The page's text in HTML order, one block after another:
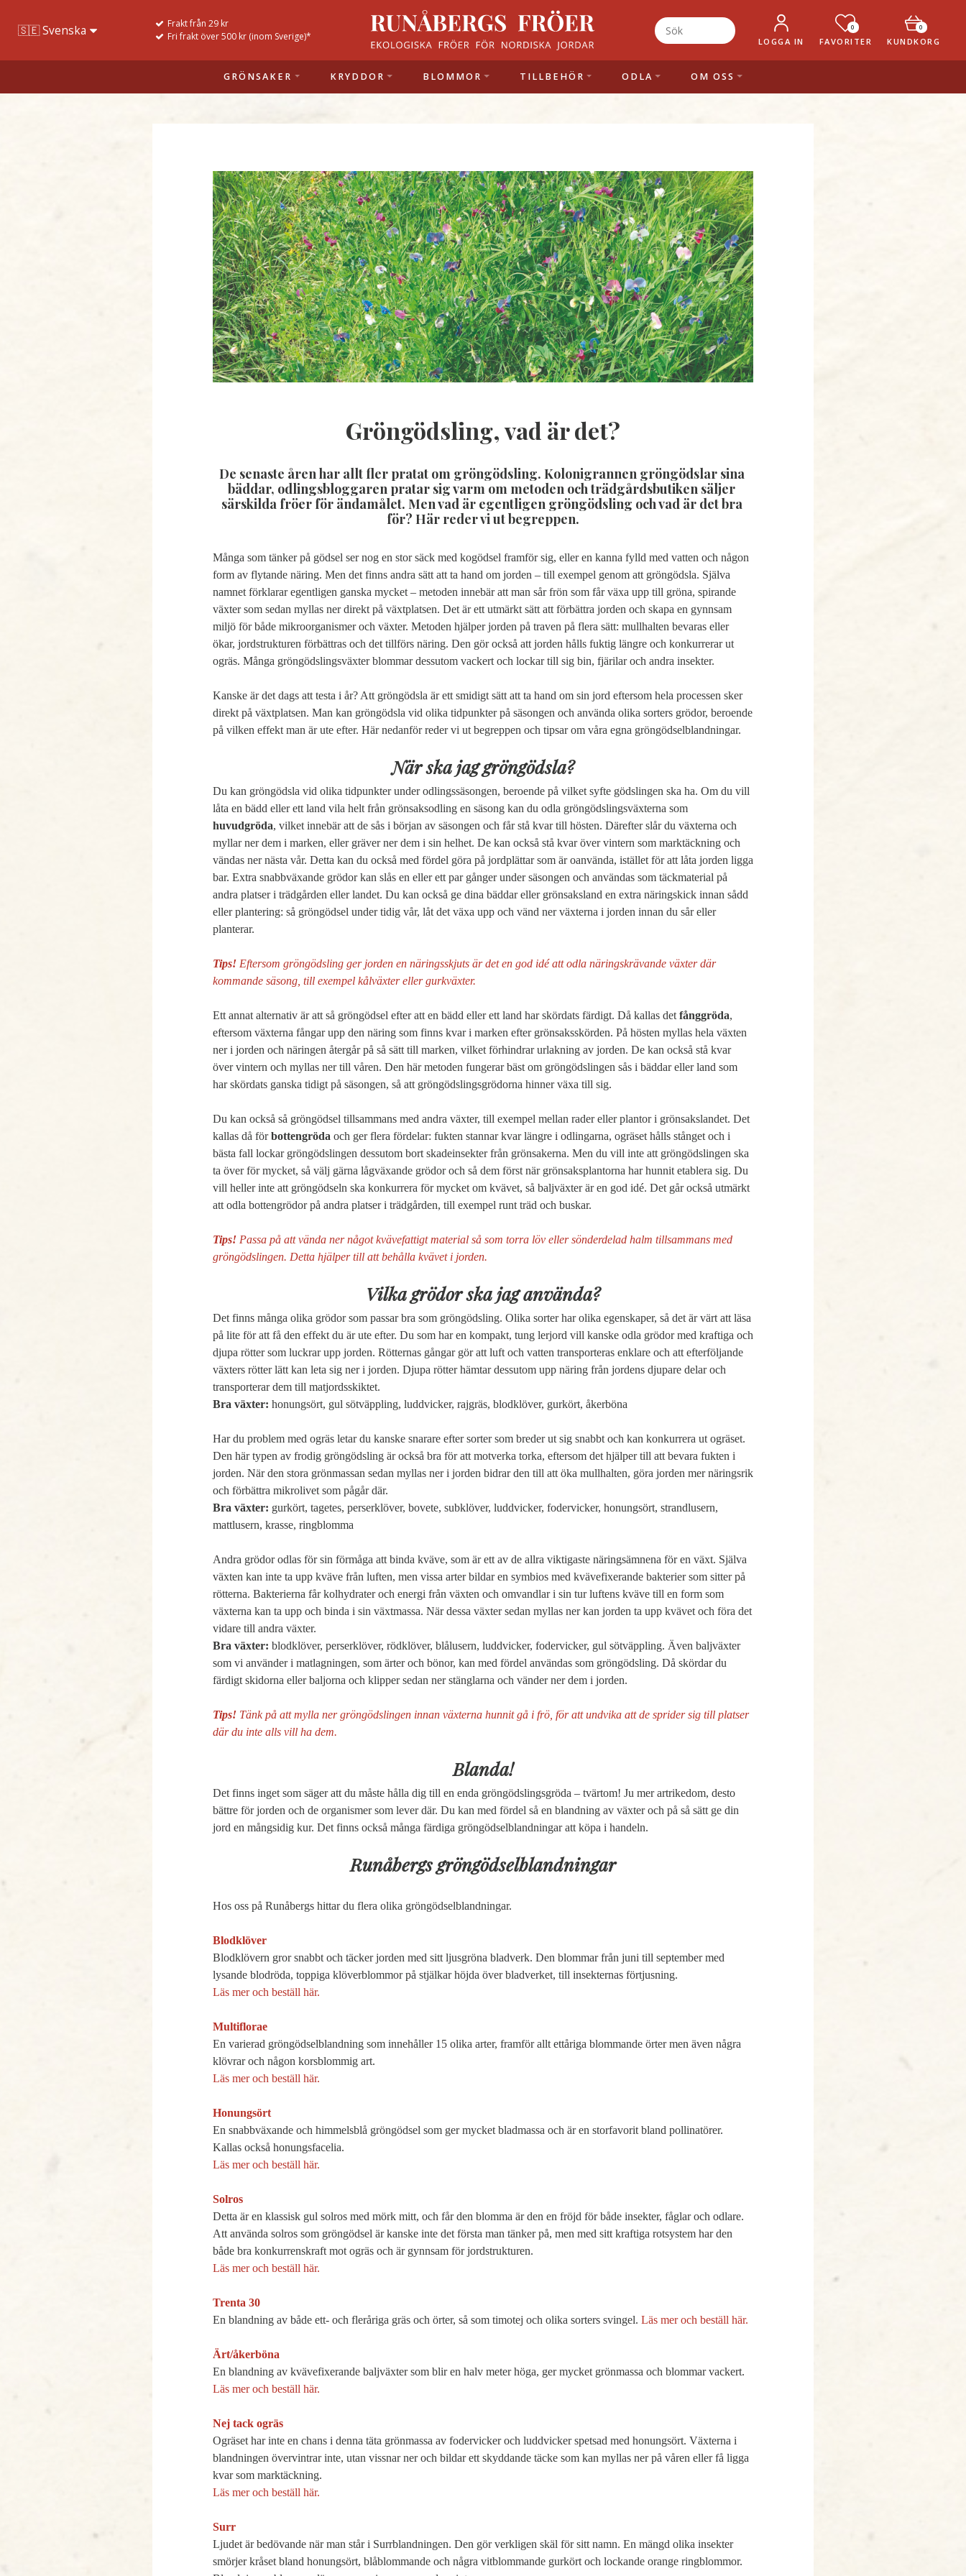
Frakt från 29 kr
Fri frakt över 500 kr (inom Sverige)*
LOGGA IN
0
FAVORITER
0
KUNDKORG
GRÖNSAKER KRYDDOR BLOMMOR TILLBEHÖR ODLA OM OSS
Gröngödsling, vad är det?
De senaste åren har allt fler pratat om gröngödsling. Kolonigrannen gröngödslar sina
bäddar, odlingsbloggaren pratar sig varm om metoden och trädgårdsbutiken säljer
särskilda fröer för ändamålet. Men vad är egentligen gröngödsling och vad är det bra
för? Här reder vi ut begreppen.
Många som tänker på gödsel ser nog en stor säck med kogödsel framför sig, eller en kanna fylld med vatten och någon
form av flytande näring. Men det finns andra sätt att ta hand om jorden – till exempel genom att gröngödsla. Själva
namnet förklarar egentligen ganska mycket – metoden innebär att man sår frön som får växa upp till gröna, spirande
växter som sedan myllas ner direkt på växtplatsen. Det är ett utmärkt sätt att förbättra jorden och skapa en gynnsam
miljö för både mikroorganismer och växter. Metoden hjälper jorden på traven på flera sätt: mullhalten bevaras eller
ökar, jordstrukturen förbättras och det tillförs näring. Den gör också att jorden hålls fuktig längre och konkurrerar ut
ogräs. Många gröngödslingsväxter blommar dessutom vackert och lockar till sig bin, fjärilar och andra insekter.
Kanske är det dags att testa i år? Att gröngödsla är ett smidigt sätt att ta hand om sin jord eftersom hela processen sker
direkt på växtplatsen. Man kan gröngödsla vid olika tidpunkter på säsongen och använda olika sorters grödor, beroende
på vilken effekt man är ute efter. Här nedanför reder vi ut begreppen och tipsar om våra egna gröngödselblandningar.
När ska jag gröngödsla?
Du kan gröngödsla vid olika tidpunkter under odlingssäsongen, beroende på vilket syfte gödslingen ska ha. Om du vill
huvudgröda, vilket innebär att de sås i början av säsongen och får stå kvar till hösten. Därefter slår du växterna och
myllar ner dem i marken, eller gräver ner dem i sin helhet. De kan också stå kvar över vintern som marktäckning och
vändas ner nästa vår. Detta kan du också med fördel göra på jordplättar som är oanvända, istället för att låta jorden ligga
bar. Extra snabbväxande grödor kan slås en eller ett par gånger under säsongen och användas som täckmaterial på
andra platser i trädgården eller landet. Du kan också ge dina bäddar eller grönsaksland en extra näringskick innan sådd
eller plantering: så gröngödsel under tidig vår, låt det växa upp och vänd ner växterna i jorden innan du sår eller
planterar.
Tips! Eftersom gröngödsling ger jorden en näringsskjuts är det en god idé att odla näringskrävande växter där
kommande säsong, till exempel kålväxter eller gurkväxter.
Ett annat alternativ är att så gröngödsel efter att en bädd eller ett land har skördats färdigt. Då kallas det fånggröda,
eftersom växterna fångar upp den näring som finns kvar i marken efter grönsaksskörden. På hösten myllas hela växten
ner i jorden och näringen återgår på så sätt till marken, vilket förhindrar urlakning av jorden. De kan också stå kvar
över vintern och myllas ner till våren. Den här metoden fungerar bäst om gröngödslingen sås i bäddar eller land som
har skördats ganska tidigt på säsongen, så att gröngödslingsgrödorna hinner växa till sig.
Du kan också så gröngödsel tillsammans med andra växter, till exempel mellan rader eller plantor i grönsakslandet. Det
kallas då för bottengröda och ger flera fördelar: fukten stannar kvar längre i odlingarna, ogräset hålls stånget och i
bästa fall lockar gröngödslingen dessutom bort skadeinsekter från grönsakerna. Men du vill inte att gröngödslingen ska
ta över för mycket, så välj gärna lågväxande grödor och så dem först när grönsaksplantorna har hunnit etablera sig. Du
vill heller inte att gröngödseln ska konkurrera för mycket om kvävet, så baljväxter är en god idé. Det går också utmärkt
att odla bottengrödor på andra platser i trädgården, till exempel runt träd och buskar.
Tips! Passa på att vända ner något kvävefattigt material så som torra löv eller sönderdelad halm tillsammans med
Vilka grödor ska jag använda?
Det finns många olika grödor som passar bra som gröngödsling. Olika sorter har olika egenskaper, så det är värt att läsa
på lite för att få den effekt du är ute efter. Du som har en kompakt, tung lerjord vill kanske odla grödor med kraftiga och
djupa rötter som luckrar upp jorden. Rötternas gångar gör att luft och vatten transporteras enklare och att efterföljande
växters rötter lätt kan leta sig ner i jorden. Djupa rötter hämtar dessutom upp näring från jordens djupare delar och
Bra växter: honungsört, gul sötväppling, luddvicker, rajgräs, blodklöver, gurkört, åkerböna
Har du problem med ogräs letar du kanske snarare efter sorter som breder ut sig snabbt och kan konkurrera ut ogräset.
Den här typen av frodig gröngödsling är också bra för att motverka torka, eftersom det hjälper till att bevara fukten i
jorden. När den stora grönmassan sedan myllas ner i jorden bidrar den till att öka mullhalten, göra jorden mer näringsrik
Bra växter: gurkört, tagetes, perserklöver, bovete, subklöver, luddvicker, fodervicker, honungsört, strandlusern,
mattlusern, krasse, ringblomma
Andra grödor odlas för sin förmåga att binda kväve, som är ett av de allra viktigaste näringsämnena för en växt. Själva
växten kan inte ta upp kväve från luften, men vissa arter bildar en symbios med kvävefixerande bakterier som sitter på
rötterna. Bakterierna får kolhydrater och energi från växten och omvandlar i sin tur luftens kväve till en form som
växterna kan ta upp och binda i sin växtmassa. När dessa växter sedan myllas ner kan jorden ta upp kvävet och föra det
Bra växter: blodklöver, perserklöver, rödklöver, blålusern, luddvicker, fodervicker, gul sötväppling. Även baljväxter
som vi använder i matlagningen, som ärter och bönor, kan med fördel användas som gröngödsling. Då skördar du
färdigt skidorna eller baljorna och klipper sedan ner stänglarna och vänder ner dem i jorden.
Tips! Tänk på att mylla ner gröngödslingen innan växterna hunnit gå i frö, för att undvika att de sprider sig till platser
där du inte alls vill ha dem.
Blanda!
Det finns inget som säger att du måste hålla dig till en enda gröngödslingsgröda – tvärtom! Ju mer artrikedom, desto
bättre för jorden och de organismer som lever där. Du kan med fördel så en blandning av växter och på så sätt ge din
jord en mångsidig kur. Det finns också många färdiga gröngödselblandningar att köpa i handeln.
Runåbergs gröngödselblandningar
Blodklöver
Blodklövern gror snabbt och täcker jorden med sitt ljusgröna bladverk. Den blommar från juni till september med
Läs mer och beställ här.
Multiflorae
En varierad gröngödselblandning som innehåller 15 olika arter, framför allt ettåriga blommande örter men även några
Läs mer och beställ här.
Honungsört
En snabbväxande och himmelsblå gröngödsel som ger mycket bladmassa och är en storfavorit bland pollinatörer.
Kallas också honungsfacelia.
Läs mer och beställ här.
Solros
Detta är en klassisk gul solros med mörk mitt, och får den blomma är den en fröjd för både insekter, fåglar och odlare.
Att använda solros som gröngödsel är kanske inte det första man tänker på, men med sitt kraftiga rotsystem har den
både bra konkurrenskraft mot ogräs och är gynnsam för jordstrukturen.
Läs mer och beställ här.
Trenta 30
En blandning av både ett- och fleråriga gräs och örter, så som timotej och olika sorters svingel. Läs mer och beställ här.
Ärt/åkerböna
Läs mer och beställ här.
Nej tack ogräs
Ogräset har inte en chans i denna täta grönmassa av fodervicker och luddvicker spetsad med honungsört. Växterna i
blandningen övervintrar inte, utan vissnar ner och bildar ett skyddande täcke som kan myllas ner på våren eller få ligga
kvar som marktäckning.
Läs mer och beställ här.
Surr
Ljudet är bedövande när man står i Surrblandningen. Den gör verkligen skäl för sitt namn. En mängd olika insekter
smörjer kråset bland honungsört, blåblommande och några vitblommande gurkört och lockande orange ringblommor.